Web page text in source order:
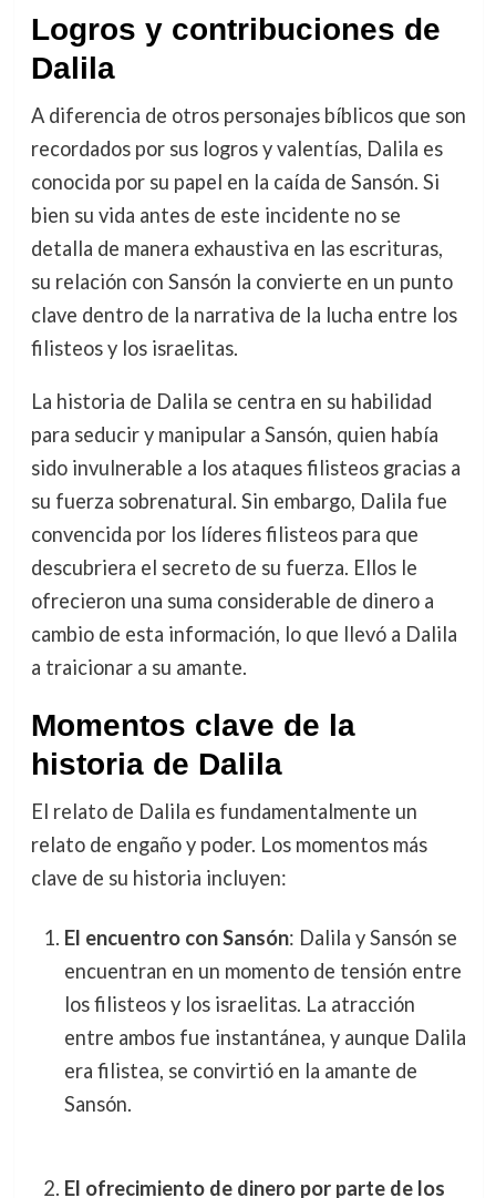
Logros y contribuciones de
Dalila
A diferencia de otros personajes bíblicos que son
recordados por sus logros y valentías, Dalila es
conocida por su papel en la caída de Sansón. Si
bien su vida antes de este incidente no se
detalla de manera exhaustiva en las escrituras,
su relación con Sansón la convierte en un punto
clave dentro de la narrativa de la lucha entre los
filisteos y los israelitas.
La historia de Dalila se centra en su habilidad
para seducir y manipular a Sansón, quien había
sido invulnerable a los ataques filisteos gracias a
su fuerza sobrenatural. Sin embargo, Dalila fue
convencida por los líderes filisteos para que
descubriera el secreto de su fuerza. Ellos le
ofrecieron una suma considerable de dinero a
cambio de esta información, lo que llevó a Dalila
a traicionar a su amante.
Momentos clave de la
historia de Dalila
El relato de Dalila es fundamentalmente un
relato de engaño y poder. Los momentos más
clave de su historia incluyen:
El encuentro con Sansón: Dalila y Sansón se
encuentran en un momento de tensión entre
los filisteos y los israelitas. La atracción
entre ambos fue instantánea, y aunque Dalila
era filistea, se convirtió en la amante de
Sansón.
El ofrecimiento de dinero por parte de los